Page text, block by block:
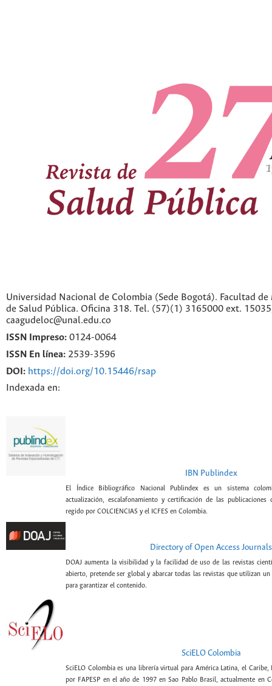
Universidad Nacional de Colombia (Sede Bogotá). Facultad
de Salud Pública. Oficina 318. Tel. (57)(1) 3165000 ext.
caagudeloc@unal.edu.co
ISSN Impreso: 0124-0064
ISSN En línea: 2539-3596
DOI: https://doi.org/10.15446/rsap
Indexada en:
IBN Publindex
El Índice Bibliográfico Nacional Publindex es un sistema
actualización, escalafonamiento y certificación de las publicaciones
regido por COLCIENCIAS y el ICFES en Colombia.
Directory of Open Access Journals
DOAJ aumenta la visibilidad y la facilidad de uso de las revistas
abierto, pretende ser global y abarcar todas las revistas que utilizan
para garantizar el contenido.
SciELO Colombia
SciELO Colombia es una librería virtual para América Latina, el Caribe,
por FAPESP en el año de 1997 en Sao Pablo Brasil, actualmente en